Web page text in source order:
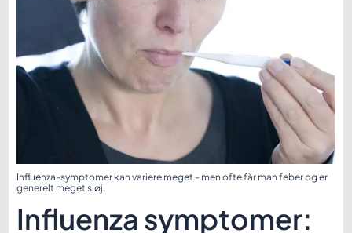
Influenza-symptomer kan variere meget - men ofte får man feber og er
generelt meget sløj.
Influenza symptomer: